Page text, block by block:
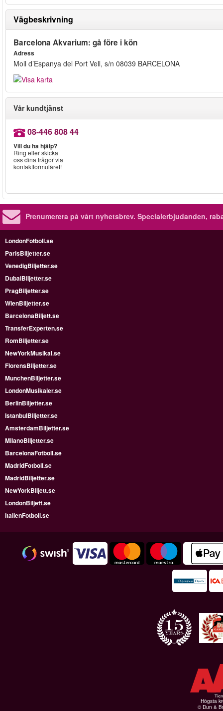
Vägbeskrivning
Barcelona Akvarium: gå före i kön
Adress
Moll d’Espanya del Port Vell, s/n 08039 BARCELONA
Vår kundtjänst
08-446 808 44
Vill du ha hjälp?
Ring eller skicka
oss dina frågor via
kontaktformuläret!
Prenumerera på vårt nyhetsbrev. Specialerbjudanden,
LondonFotboll.se
ParisBiljetter.se
VenedigBiljetter.se
DubaiBiljetter.se
PragBiljetter.se
WienBiljetter.se
BarcelonaBiljett.se
TransferExperten.se
RomBiljetter.se
NewYorkMusikal.se
FlorensBiljetter.se
MunchenBiljetter.se
LondonMusikaler.se
BerlinBiljetter.se
IstanbulBiljetter.se
AmsterdamBiljetter.se
MilanoBiljetter.se
BarcelonaFotboll.se
MadridFotboll.se
MadridBiljetter.se
NewYorkBiljett.se
LondonBiljett.se
ItalienFotboll.se
Högsta
© Dun &